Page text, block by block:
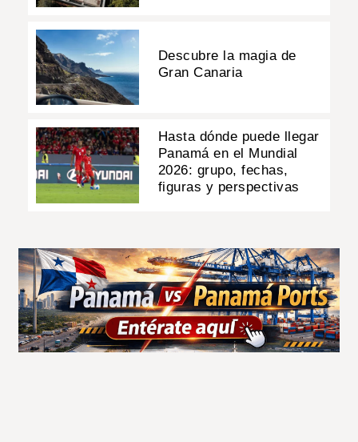
Descubre la magia de
Gran Canaria
Hasta dónde puede llegar
Panamá en el Mundial
2026: grupo, fechas,
figuras y perspectivas